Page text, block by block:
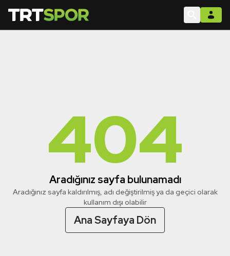
404
Aradığınız sayfa bulunamadı
Aradığınız sayfa kaldırılmış, adı değiştirilmiş ya da geçici olarak
kullanım dışı olabilir
Ana Sayfaya Dön